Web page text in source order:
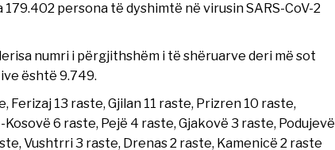
persona të dyshimtë në virusin SARS-CoV-2
numri i përgjithshëm i të shëruarve deri më sot
është 9.749.
13 raste, Gjilan 11 raste, Prizren 10 raste,
6 raste, Pejë 4 raste, Gjakovë 3 raste, Podujevë
Vushtrri 3 raste, Drenas 2 raste, Kamenicë 2 raste